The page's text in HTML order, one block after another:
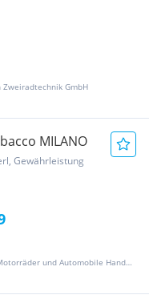
Zweiradtechnik GmbH
MILANO
Gewährleistung
MOTORBÄR Motorräder und Automobile Handelsgesellschaft m.b.H.